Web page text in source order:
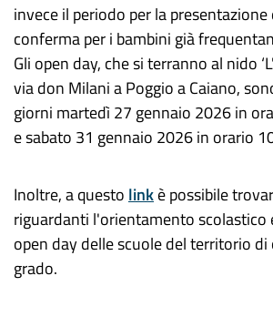
invece il periodo perla
conferma per i bambini già
Gli open day, che si terrannoal nido ‘L'
via don Milania Poggio a Caiano,
giorni martedì27 gennaio 2026in
esabato 31 gennaio 2026in orario
Inoltre, a questo linkè possibile
riguardanti l'orientamento scolastico
open day delle scuole del territorio
grado.